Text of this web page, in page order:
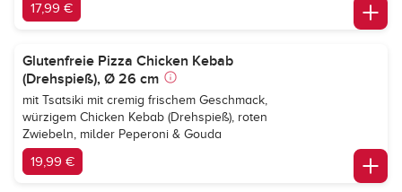
17,99 €
Glutenfreie Pizza Chicken Kebab
(Drehspieß), Ø 26 cm
mit Tsatsiki mit cremig frischem Geschmack,
würzigem Chicken Kebab (Drehspieß), roten
Zwiebeln, milder Peperoni & Gouda
19,99 €